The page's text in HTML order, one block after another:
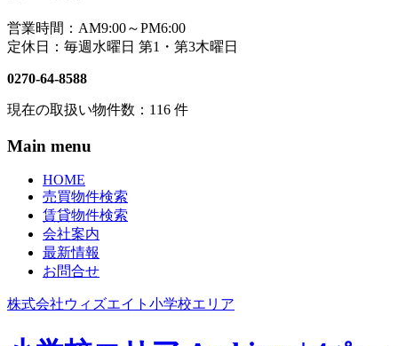
営業時間：AM9:00～PM6:00
定休日：毎週水曜日 第1・第3木曜日
0270-64-8588
現在の取扱い物件数： 116 件
Main menu
HOME
売買物件検索
賃貸物件検索
会社案内
最新情報
お問合せ
株式会社ウィズエイト 小学校エリア